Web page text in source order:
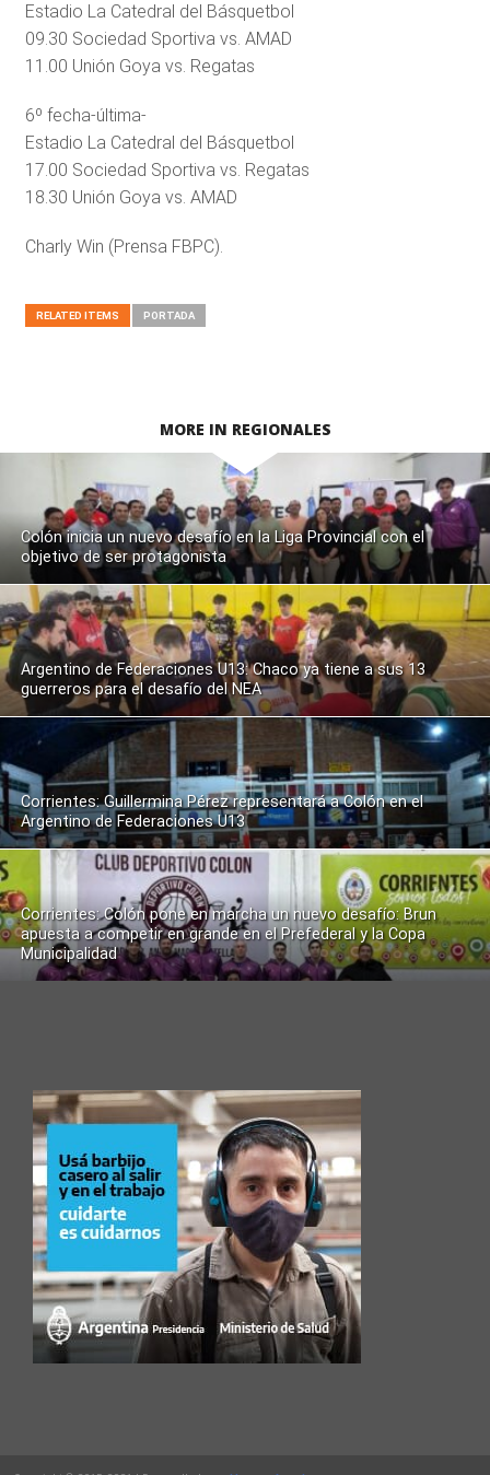
Estadio La Catedral del Básquetbol
09.30 Sociedad Sportiva vs. AMAD
11.00 Unión Goya vs. Regatas
6º fecha-última-
Estadio La Catedral del Básquetbol
17.00 Sociedad Sportiva vs. Regatas
18.30 Unión Goya vs. AMAD
Charly Win (Prensa FBPC).
RELATED ITEMS PORTADA
MORE IN REGIONALES
Colón inicia un nuevo desafío en la Liga Provincial con el
objetivo de ser protagonista
Argentino de Federaciones U13: Chaco ya tiene a sus 13
guerreros para el desafío del NEA
Corrientes: Guillermina Pérez representará a Colón en el
Argentino de Federaciones U13
Corrientes: Colón pone en marcha un nuevo desafío: Brun
apuesta a competir en grande en el Prefederal y la Copa
Municipalidad